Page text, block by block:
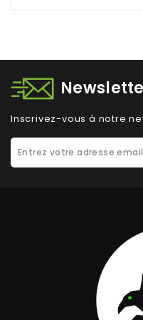
Inscrivez-vous à notre